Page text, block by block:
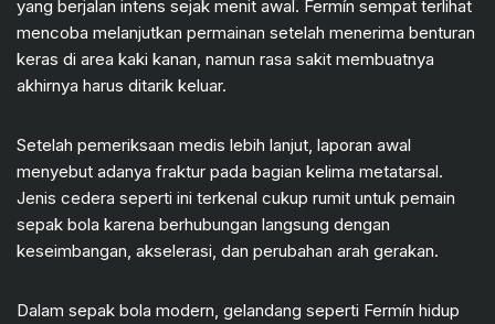
yang berjalan intens sejak menit awal. Fermín sempat terlihat
mencoba melanjutkan permainan setelah menerima benturan
keras di area kaki kanan, namun rasa sakit membuatnya
akhirnya harus ditarik keluar.
Setelah pemeriksaan medis lebih lanjut, laporan awal
menyebut adanya fraktur pada bagian kelima metatarsal.
Jenis cedera seperti ini terkenal cukup rumit untuk pemain
sepak bola karena berhubungan langsung dengan
keseimbangan, akselerasi, dan perubahan arah gerakan.
Dalam sepak bola modern, gelandang seperti Fermín hidup